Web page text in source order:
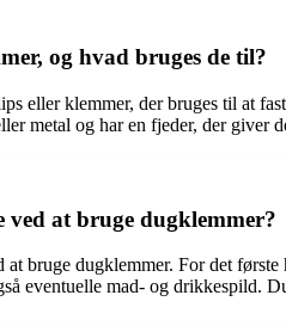
og hvad bruges de til?
eller klemmer, der bruges til at
metal og har en fjeder, der giver
ved at bruge dugklemmer?
bruge dugklemmer. For det
eventuelle mad- og drikkespild.